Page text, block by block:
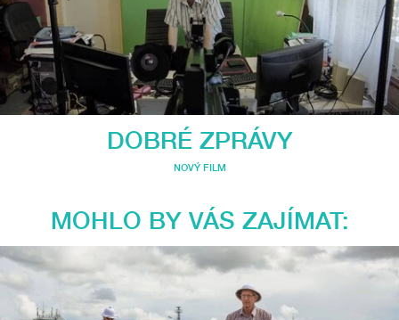
DOBRÉ ZPRÁVY
NOVÝ FILM
MOHLO BY VÁS ZAJÍMAT: